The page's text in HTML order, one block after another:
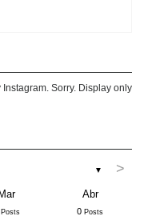
Sorry. Display only
▼ >
Mar
Posts
Abr
0 Posts